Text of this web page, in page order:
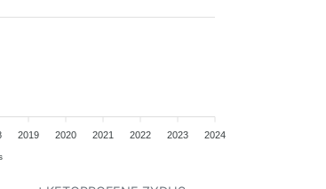
2019 2020 2021 2022 2023 2024